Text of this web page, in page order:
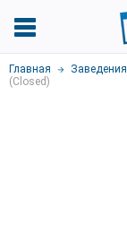
Главная Заведения
(Closed)